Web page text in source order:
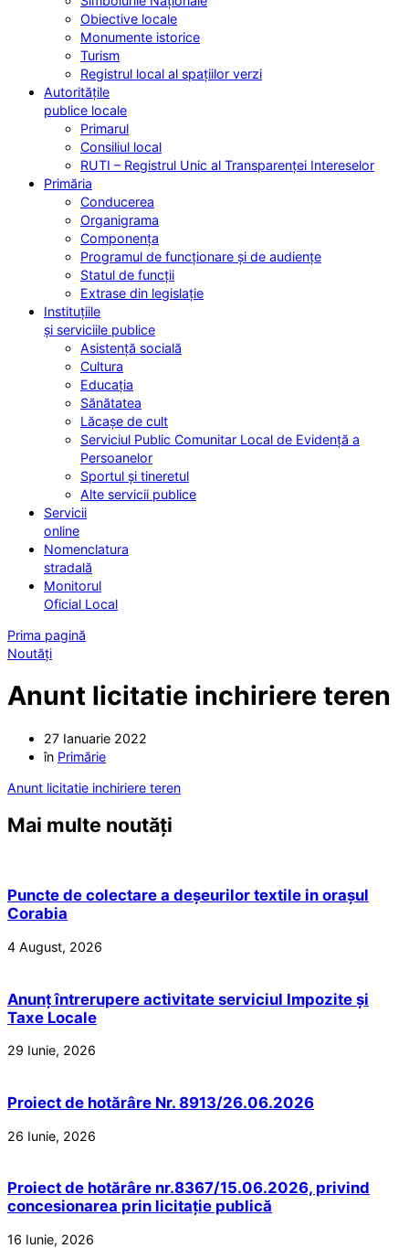
Obiective locale
Monumente istorice
Turism
Registrul local al spațiilor verzi
Autoritățile
publice locale
Primarul
Consiliul local
RUTI – Registrul Unic al Transparenței Intereselor
Primăria
Conducerea
Organigrama
Componența
Programul de funcționare și de audiențe
Statul de funcții
Extrase din legislație
Instituțiile
și serviciile publice
Asistență socială
Cultura
Educația
Sănătatea
Lăcașe de cult
Serviciul Public Comunitar Local de Evidență a
Persoanelor
Sportul și tineretul
Alte servicii publice
Servicii
online
Nomenclatura
stradală
Monitorul
Oficial Local
Prima pagină
Noutăți
Anunt licitatie inchiriere teren
27 Ianuarie 2022
în Primărie
Anunt licitatie inchiriere teren
Mai multe noutăți
Puncte de colectare a deșeurilor textile in orașul
Corabia
4 August, 2026
Anunț întrerupere activitate serviciul Impozite și
Taxe Locale
29 Iunie, 2026
Proiect de hotărâre Nr. 8913/26.06.2026
26 Iunie, 2026
Proiect de hotărâre nr.8367/15.06.2026, privind
concesionarea prin licitație publică
16 Iunie, 2026